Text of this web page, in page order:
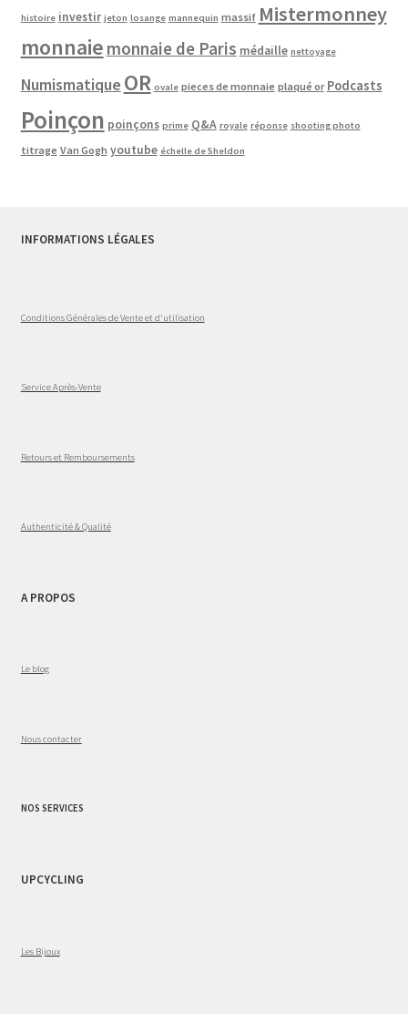
histoire investir jeton losange mannequin massif Mistermonney
monnaie monnaie de Paris médaille nettoyage
Numismatique OR ovale pieces de monnaie plaqué or Podcasts
Poinçon poinçons prime Q&A royale réponse shooting photo
titrage Van Gogh youtube échelle de Sheldon
INFORMATIONS LÉGALES
Conditions Générales de Vente et d'utilisation
Service Après-Vente
Retours et Remboursements
Authenticité & Qualité
A PROPOS
Le blog
Nous contacter
NOS SERVICES
UPCYCLING
Les Bijoux